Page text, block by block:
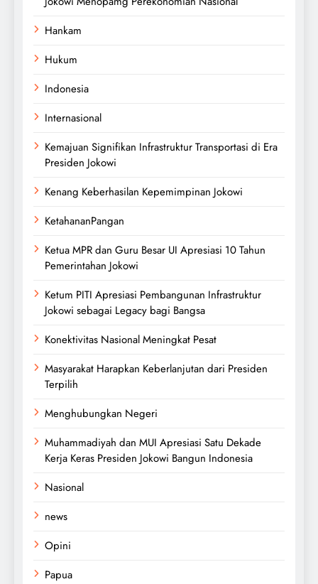
Hankam
Hukum
Indonesia
Internasional
Kemajuan Signifikan Infrastruktur Transportasi di Era
Presiden Jokowi
Kenang Keberhasilan Kepemimpinan Jokowi
KetahananPangan
Ketua MPR dan Guru Besar UI Apresiasi 10 Tahun
Pemerintahan Jokowi
Ketum PITI Apresiasi Pembangunan Infrastruktur
Jokowi sebagai Legacy bagi Bangsa
Konektivitas Nasional Meningkat Pesat
Masyarakat Harapkan Keberlanjutan dari Presiden
Terpilih
Menghubungkan Negeri
Muhammadiyah dan MUI Apresiasi Satu Dekade
Kerja Keras Presiden Jokowi Bangun Indonesia
Nasional
news
Opini
Papua